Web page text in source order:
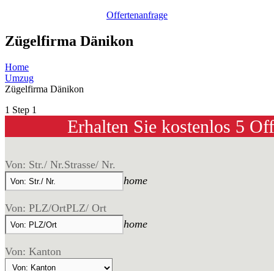
Offertenanfrage
Zügelfirma Dänikon
Home
Umzug
Zügelfirma Dänikon
1 Step 1
Erhalten Sie kostenlos 5
Von: Str./ Nr.Strasse/ Nr.
home
Von: PLZ/OrtPLZ/ Ort
home
Von: Kanton